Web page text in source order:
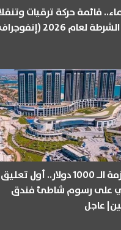
قائمة حركة ترقيات
لعام 2026 (إنفوجراف)
بعد أزمة الـ 1000 دولار.. أول تعليق
على رسوم شاطئ فندق
عاجل